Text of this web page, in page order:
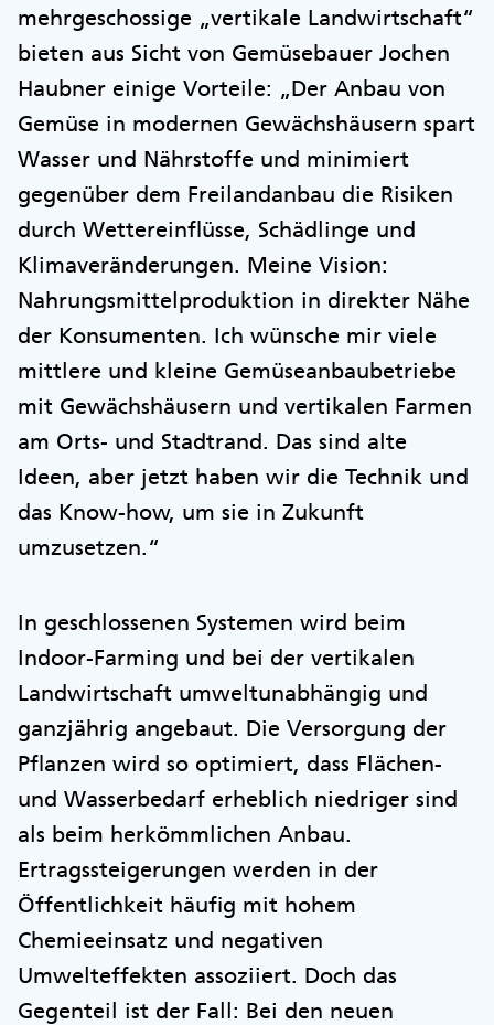
mehrgeschossige „vertikale Landwirtschaft“
bieten aus Sicht von Gemüsebauer Jochen
Haubner einige Vorteile: „Der Anbau von
Gemüse in modernen Gewächshäusern spart
Wasser und Nährstoffe und minimiert
gegenüber dem Freilandanbau die Risiken
durch Wettereinflüsse, Schädlinge und
Klimaveränderungen. Meine Vision:
Nahrungsmittelproduktion in direkter Nähe
der Konsumenten. Ich wünsche mir viele
mittlere und kleine Gemüseanbaubetriebe
mit Gewächshäusern und vertikalen Farmen
am Orts- und Stadtrand. Das sind alte
Ideen, aber jetzt haben wir die Technik und
das Know-how, um sie in Zukunft
umzusetzen.“
In geschlossenen Systemen wird beim
Indoor-Farming und bei der vertikalen
Landwirtschaft umweltunabhängig und
ganzjährig angebaut. Die Versorgung der
Pflanzen wird so optimiert, dass Flächen-
und Wasserbedarf erheblich niedriger sind
als beim herkömmlichen Anbau.
Ertragssteigerungen werden in der
Öffentlichkeit häufig mit hohem
Chemieeinsatz und negativen
Umwelteffekten assoziiert. Doch das
Gegenteil ist der Fall: Bei den neuen